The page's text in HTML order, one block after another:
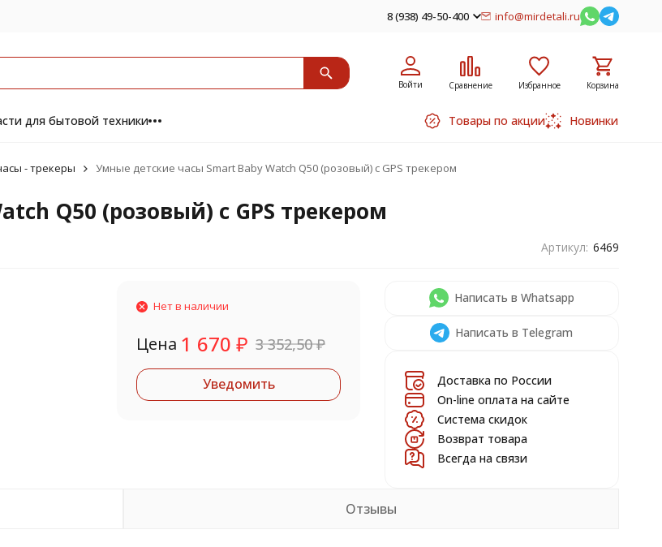
8 (938) 49-50-400 info@mirdetali.ru
Войти Сравнение Избранное Корзина
для бытовой техники Товары по акции Новинки
- трекеры Умные детские часы Smart Baby Watch Q50 (розовый) с GPS трекером
Q50 (розовый) с GPS трекером
Артикул: 6469
Нет в наличии
Цена 1 670 ₽ 3 352,50₽
Уведомить
Написать в Whatsapp
Написать в Telegram
Доставка по России
On-line оплата на сайте
Система скидок
Возврат товара
Всегда на связи
Отзывы